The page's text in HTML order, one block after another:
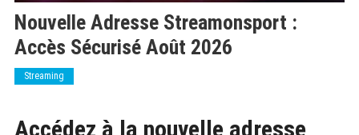
Nouvelle Adresse Streamonsport :
Accès Sécurisé Août 2026
Streaming
Accédez à la nouvelle adresse